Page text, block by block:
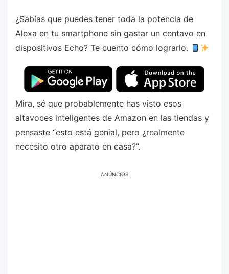
¿Sabías que puedes tener toda la potencia de
Alexa en tu smartphone sin gastar un centavo en
dispositivos Echo? Te cuento cómo lograrlo.
Mira, sé que probablemente has visto esos
altavoces inteligentes de Amazon en las tiendas y
pensaste “esto está genial, pero ¿realmente
necesito otro aparato en casa?”.
ANÚNCIOS